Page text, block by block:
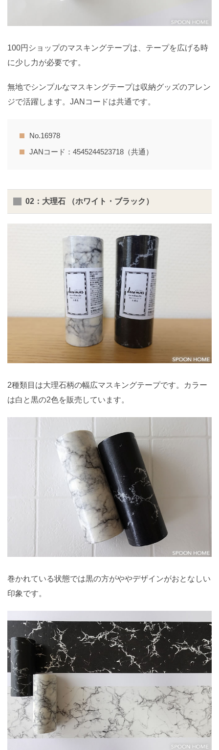
100円ショップのマスキングテープは、テープを広げる時
に少し力が必要です。
無地でシンプルなマスキングテープは収納グッズのアレン
ジで活躍します。JANコードは共通です。
No.16978
JANコード：4545244523718（共通）
02：大理石 （ホワイト・ブラック）
2種類目は大理石柄の幅広マスキングテープです。カラー
は白と黒の2色を販売しています。
巻かれている状態では黒の方がややデザインがおとなしい
印象です。